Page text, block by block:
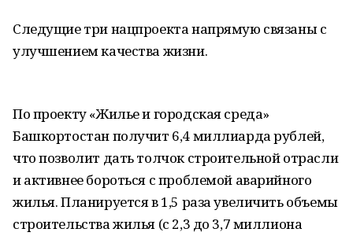
Следущие три нацпроекта напрямую связаны с
улучшением качества жизни.
По проекту «Жилье и городская среда»
Башкортостан получит 6,4 миллиарда рублей,
что позволит дать толчок строительной отрасли
и активнее бороться с проблемой аварийного
жилья. Планируется в 1,5 раза увеличить объемы
строительства жилья (с 2,3 до 3,7 миллиона